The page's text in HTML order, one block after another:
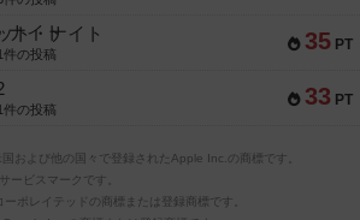
35 PT
ト・ナイト
件の投稿
33 PT
件の投稿
および他の国々で登録されたApple Inc.の商標です。
ービスマークです。
ポレイテッドの商標または登録商標です。